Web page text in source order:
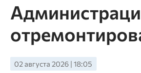
02 августа 2026 | 18:05